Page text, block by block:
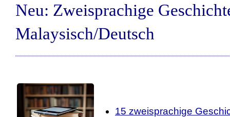
Neu: Zweisprachige
Malaysisch/Deutsch
15 zweisprachige